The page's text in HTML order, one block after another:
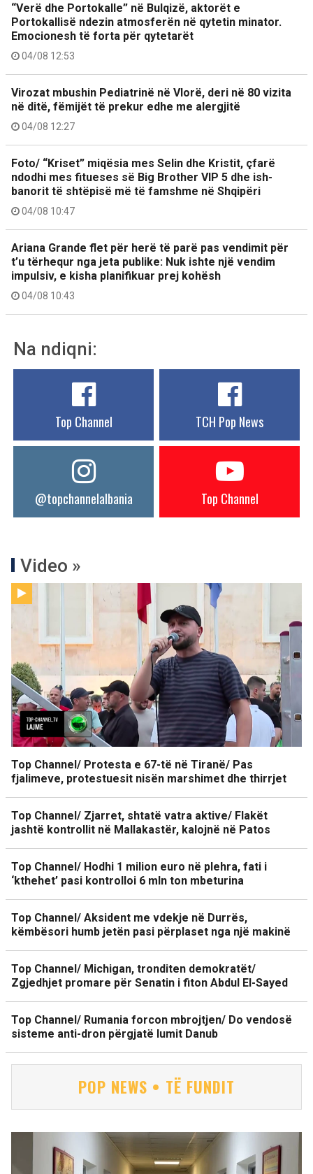
“Verë dhe Portokalle” në Bulqizë, aktorët e
Portokallisë ndezin atmosferën në qytetin minator.
Emocionesh të forta për qytetarët
04/08 12:53
Virozat mbushin Pediatrinë në Vlorë, deri në 80 vizita
në ditë, fëmijët të prekur edhe me alergjitë
04/08 12:27
Foto/ “Kriset” miqësia mes Selin dhe Kristit, çfarë
ndodhi mes fitueses së Big Brother VIP 5 dhe ish-
banorit të shtëpisë më të famshme në Shqipëri
04/08 10:47
Ariana Grande flet për herë të parë pas vendimit për
t’u tërhequr nga jeta publike: Nuk ishte një vendim
impulsiv, e kisha planifikuar prej kohësh
04/08 10:43
Na ndiqni:
Top Channel TCH Pop News
@topchannelalbania Top Channel
Video »
Top Channel/ Protesta e 67-të në Tiranë/ Pas
fjalimeve, protestuesit nisën marshimet dhe thirrjet
Top Channel/ Zjarret, shtatë vatra aktive/ Flakët
jashtë kontrollit në Mallakastër, kalojnë në Patos
Top Channel/ Hodhi 1 milion euro në plehra, fati i
‘kthehet’ pasi kontrolloi 6 mln ton mbeturina
Top Channel/ Aksident me vdekje në Durrës,
këmbësori humb jetën pasi përplaset nga një makinë
Top Channel/ Michigan, tronditen demokratët/
Zgjedhjet promare për Senatin i fiton Abdul El-Sayed
Top Channel/ Rumania forcon mbrojtjen/ Do vendosë
sisteme anti-dron përgjatë lumit Danub
POP NEWS • TË FUNDIT